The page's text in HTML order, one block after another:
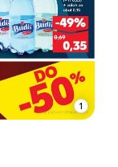
1